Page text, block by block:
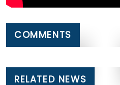
COMMENTS
RELATED NEWS